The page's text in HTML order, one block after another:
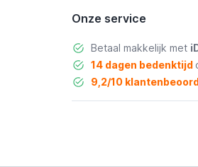
Onze service
Betaal makkelijk met
14 dagen bedenktijd
9,2/10